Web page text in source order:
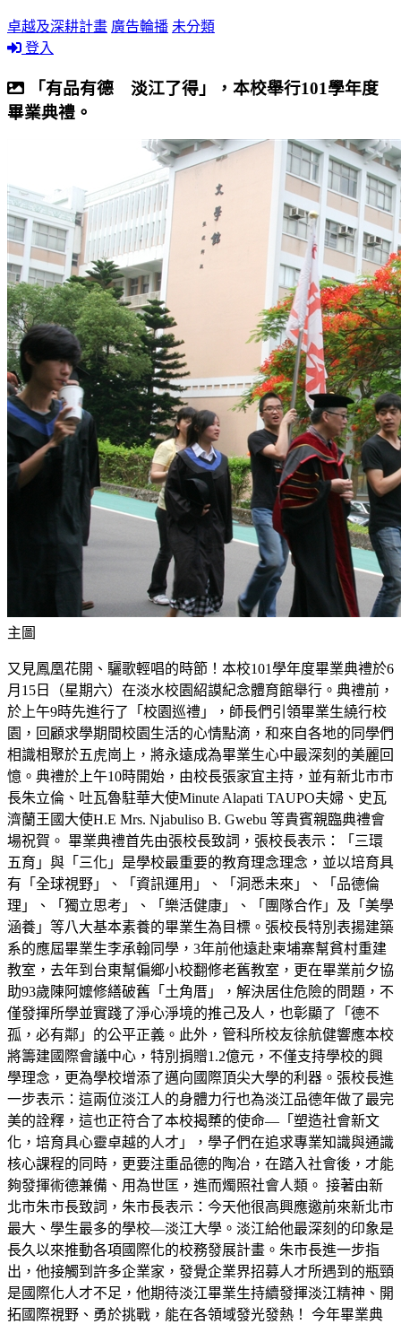
卓越及深耕計畫 廣告輪播 未分類
登入
「有品有德 淡江了得」，本校舉行101學年度
畢業典禮。
主圖
又見鳳凰花開、驪歌輕唱的時節！本校101學年度畢業典禮於6
月15日（星期六）在淡水校園紹謨紀念體育館舉行。典禮前，
於上午9時先進行了「校園巡禮」，師長們引領畢業生繞行校
園，回顧求學期間校園生活的心情點滴，和來自各地的同學們
相識相聚於五虎崗上，將永遠成為畢業生心中最深刻的美麗回
憶。典禮於上午10時開始，由校長張家宜主持，並有新北市市
長朱立倫、吐瓦魯駐華大使Minute Alapati TAUPO夫婦、史瓦
濟蘭王國大使H.E Mrs. Njabuliso B. Gwebu 等貴賓親臨典禮會
場祝賀。 畢業典禮首先由張校長致詞，張校長表示：「三環
五育」與「三化」是學校最重要的教育理念理念，並以培育具
有「全球視野」、「資訊運用」、「洞悉未來」、「品德倫
理」、「獨立思考」、「樂活健康」、「團隊合作」及「美學
涵養」等八大基本素養的畢業生為目標。張校長特別表揚建築
系的應屆畢業生李承翰同學，3年前他遠赴柬埔寨幫貧村重建
教室，去年到台東幫偏鄉小校翻修老舊教室，更在畢業前夕協
助93歲陳阿嬤修繕破舊「土角厝」，解決居住危險的問題，不
僅發揮所學並實踐了淨心淨境的推己及人，也彰顯了「德不
孤，必有鄰」的公平正義。此外，管科所校友徐航健響應本校
將籌建國際會議中心，特別捐贈1.2億元，不僅支持學校的興
學理念，更為學校增添了邁向國際頂尖大學的利器。張校長進
一步表示：這兩位淡江人的身體力行也為淡江品德年做了最完
美的詮釋，這也正符合了本校揭櫫的使命—「塑造社會新文
化，培育具心靈卓越的人才」，學子們在追求專業知識與通識
核心課程的同時，更要注重品德的陶冶，在踏入社會後，才能
夠發揮術德兼備、用為世匡，進而燭照社會人類。 接著由新
北市朱市長致詞，朱市長表示：今天他很高興應邀前來新北市
最大、學生最多的學校—淡江大學。淡江給他最深刻的印象是
長久以來推動各項國際化的校務發展計畫。朱市長進一步指
出，他接觸到許多企業家，發覺企業界招募人才所遇到的瓶頸
是國際化人才不足，他期待淡江畢業生持續發揮淡江精神、開
拓國際視野、勇於挑戰，能在各領域發光發熱！ 今年畢業典